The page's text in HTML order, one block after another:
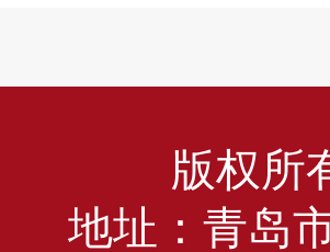
版权所
地址：青岛